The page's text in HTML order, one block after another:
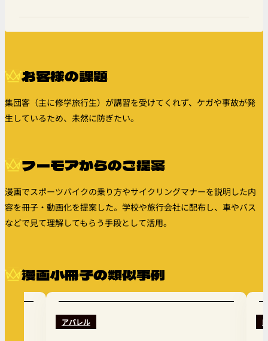
お客様の課題
集団客（主に修学旅行生）が講習を受けてくれず、ケガや事故が発
生しているため、未然に防ぎたい。
フーモアからのご提案
漫画でスポーツバイクの乗り方やサイクリングマナーを説明した内
容を冊子・動画化を提案した。学校や旅行会社に配布し、車やバス
などで見て理解してもらう手段として活用。
漫画小冊子の類似事例
アパレル